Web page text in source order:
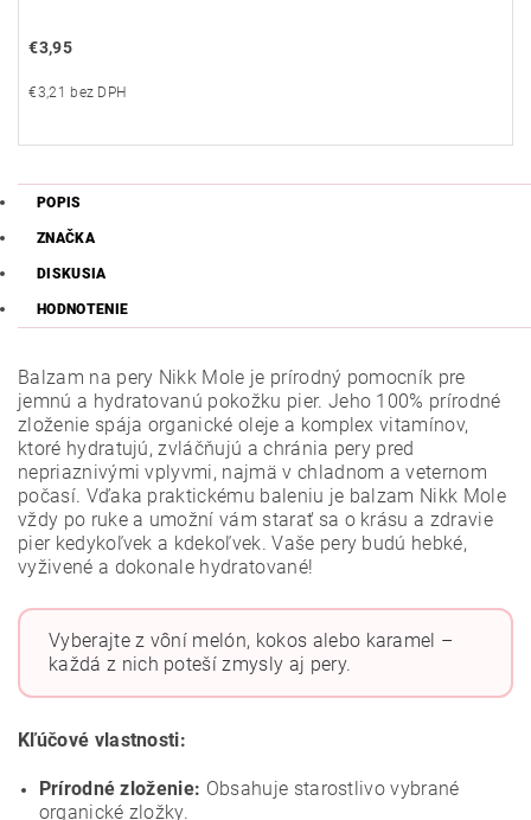
€3,95
€3,21 bez DPH
POPIS
ZNAČKA
DISKUSIA
HODNOTENIE
Balzam na pery Nikk Mole je prírodný pomocník pre
jemnú a hydratovanú pokožku pier. Jeho 100% prírodné
zloženie spája organické oleje a komplex vitamínov,
ktoré hydratujú, zvláčňujú a chránia pery pred
nepriaznivými vplyvmi, najmä v chladnom a veternom
počasí. Vďaka praktickému baleniu je balzam Nikk Mole
vždy po ruke a umožní vám starať sa o krásu a zdravie
pier kedykoľvek a kdekoľvek. Vaše pery budú hebké,
vyživené a dokonale hydratované!
Vyberajte z vôní melón, kokos alebo karamel –
každá z nich poteší zmysly aj pery.
Kľúčové vlastnosti:
Prírodné zloženie: Obsahuje starostlivo vybrané
organické zložky.